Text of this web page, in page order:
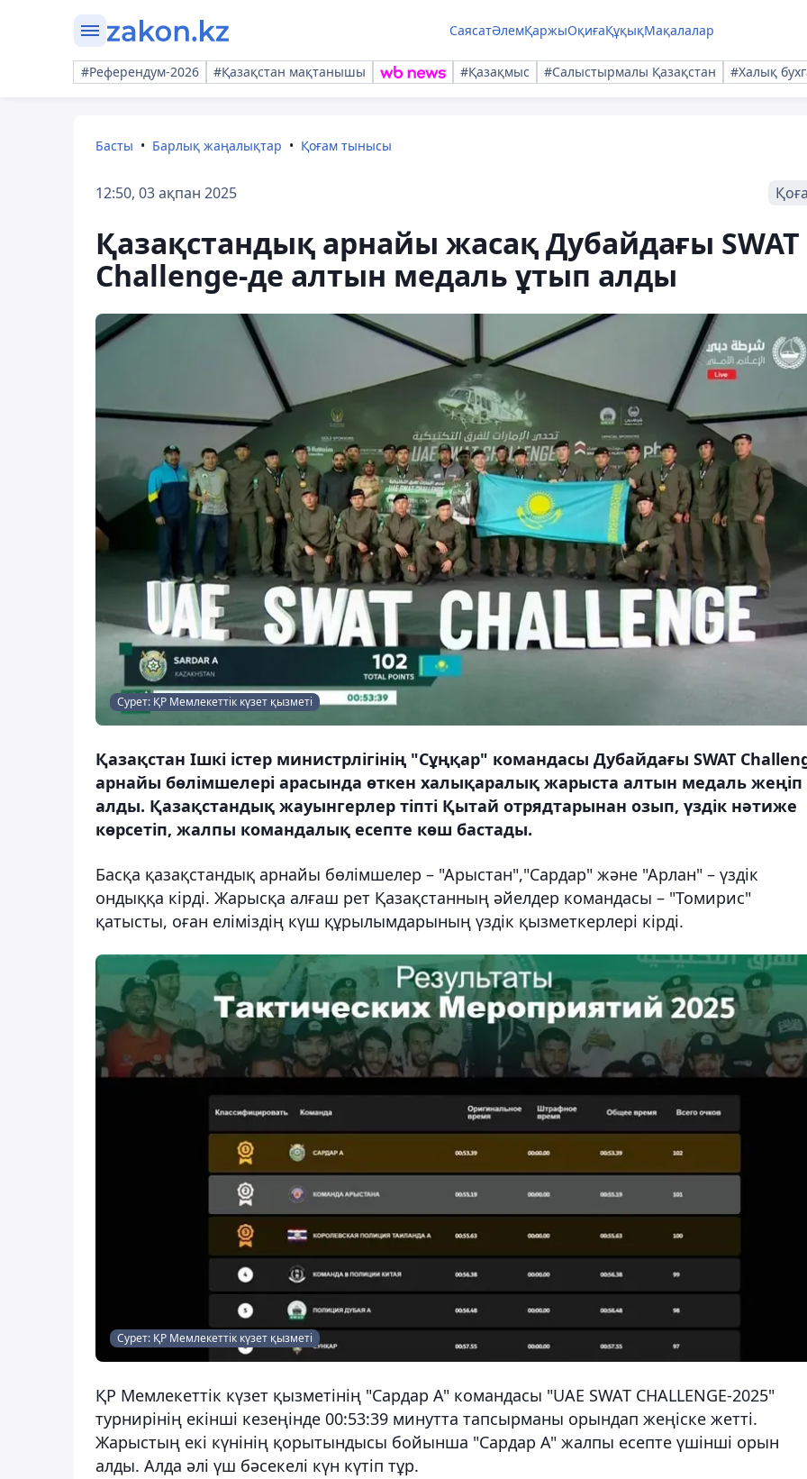
СаясатӘлемҚаржыОқиғаҚұқықМақалалар
#Референдум-2026 #Қазақстан мақтанышы #Қазақмыс #Салыстырмалы Қазақстан #Халық
Басты Барлық жаңалықтар Қоғам тынысы
12:50, 03 ақпан 2025
Қазақстандық арнайы жасақ Дубайдағы SWAT
Challenge-де алтын медаль ұтып алды
Сурет: ҚР Мемлекеттік күзет қызметі
Қазақстан Ішкі істер министрлігінің "Сұңқар" командасы Дубайдағы SWAT
арнайы бөлімшелері арасында өткен халықаралық жарыста алтын медаль жеңіп
алды. Қазақстандық жауынгерлер тіпті Қытай отрядтарынан озып, үздік нәтиже
көрсетіп, жалпы командалық есепте көш бастады.
Басқа қазақстандық арнайы бөлімшелер – "Арыстан","Сардар" және "Арлан" – үздік
ондыққа кірді. Жарысқа алғаш рет Қазақстанның әйелдер командасы – "Томирис"
қатысты, оған еліміздің күш құрылымдарының үздік қызметкерлері кірді.
Сурет: ҚР Мемлекеттік күзет қызметі
ҚР Мемлекеттік күзет қызметінің "Сардар А" командасы "UAE SWAT CHALLENGE-2025"
турнирінің екінші кезеңінде 00:53:39 минутта тапсырманы орындап жеңіске жетті.
Жарыстың екі күнінің қорытындысы бойынша "Сардар А" жалпы есепте үшінші орын
алды. Алда әлі үш бәсекелі күн күтіп тұр.